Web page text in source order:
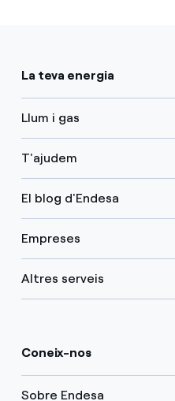
La teva energia
Llum i gas
T'ajudem
El blog d'Endesa
Empreses
Altres serveis
Coneix-nos
Sobre Endesa